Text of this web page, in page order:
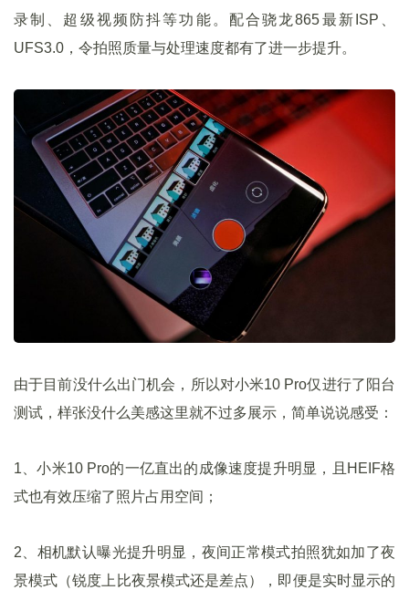
录制、超级视频防抖等功能。配合骁龙865最新ISP、
UFS3.0，令拍照质量与处理速度都有了进一步提升。
由于目前没什么出门机会，所以对小米10 Pro仅进行了阳台
测试，样张没什么美感这里就不过多展示，简单说说感受：
1、小米10 Pro的一亿直出的成像速度提升明显，且HEIF格
式也有效压缩了照片占用空间；
2、相机默认曝光提升明显，夜间正常模式拍照犹如加了夜
景模式（锐度上比夜景模式还是差点），即便是实时显示的